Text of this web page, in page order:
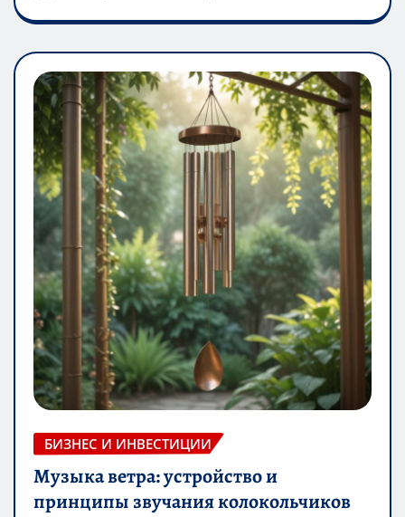
БИЗНЕС И ИНВЕСТИЦИИ
Музыка ветра: устройство и
принципы звучания колокольчиков